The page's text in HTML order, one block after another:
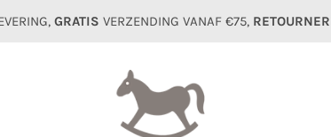
GRATIS VERZENDING VANAF €75,